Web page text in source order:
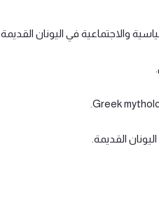
والاجتماعية في اليونان القديمة.
القديمة.